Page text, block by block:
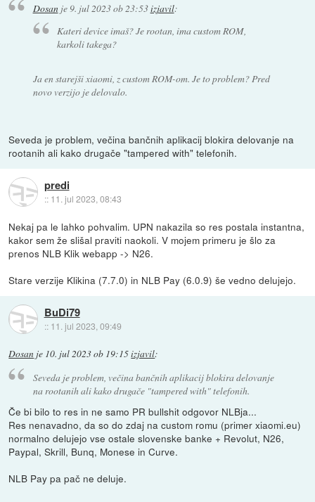
Dosanje 9. jul 2023 ob 23:53izjavil:
Kateri device imaš? Je rootan, ima custom ROM,
karkoli takega?
Ja en starejši xiaomi, z custom ROM-om. Je to problem? Pred
novo verzijo je delovalo.
Seveda je problem, večina bančnih aplikacij blokira delovanje na
rootanih ali kako drugače "tampered with" telefonih.
predi
:: 11. jul 2023, 08:43
Nekaj pa le lahko pohvalim. UPN nakazila so res postala instantna,
kakor sem že slišal praviti naokoli. V mojem primeru je šlo za
prenos NLB Klik webapp -> N26.
Stare verzije Klikina (7.7.0) in NLB Pay (6.0.9) še vedno delujejo.
BuDi79
:: 11. jul 2023, 09:49
Dosan je 10. jul 2023 ob 19:15izjavil:
Seveda je problem, večina bančnih aplikacij blokira delovanje
na rootanih ali kako drugače "tampered with" telefonih.
Če bi bilo to res in ne samo PR bullshit odgovor NLBja...
Res nenavadno, da so do zdaj na custom romu (primer xiaomi.eu)
normalno delujejo vse ostale slovenske banke + Revolut, N26,
Paypal, Skrill, Bunq, Monese in Curve.
NLB Pay pa pač ne deluje.